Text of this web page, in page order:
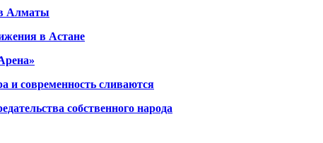
Алматы
в Астане
и современность сливаются
собственного народа